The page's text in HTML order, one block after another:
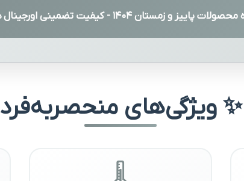
پاییز و زمستان ۱۴۰۴ - کیفیت تضمینی اورجینال دیلم
✨ ویژگی‌های منحصربه‌فرد